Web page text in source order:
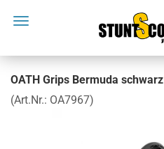
OATH Grips Bermuda schwarz
(Art.Nr.: OA7967)